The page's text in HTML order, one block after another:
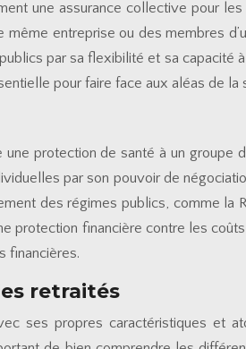
une assurance collective pour
même entreprise ou des membres
par sa flexibilité et sa
pour faire face aux aléas de la
protection de santé à un
par son pouvoir de
des régimes publics, comme la
protection financière contre les
financières.
retraités
ses propres caractéristiques et